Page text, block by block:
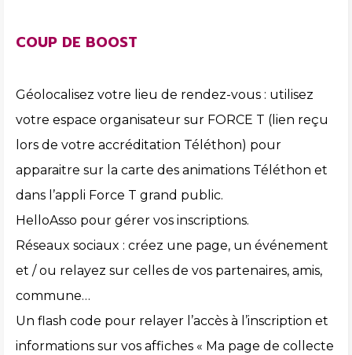
COUP DE BOOST
Géolocalisez votre lieu de rendez-vous : utilisez
votre espace organisateur sur FORCE T (lien reçu
lors de votre accréditation Téléthon) pour
apparaitre sur la carte des animations Téléthon et
dans l’appli Force T grand public.
HelloAsso pour gérer vos inscriptions.
Réseaux sociaux : créez une page, un événement
et / ou relayez sur celles de vos partenaires, amis,
commune…
Un flash code pour relayer l’accès à l’inscription et
informations sur vos affiches « Ma page de collecte